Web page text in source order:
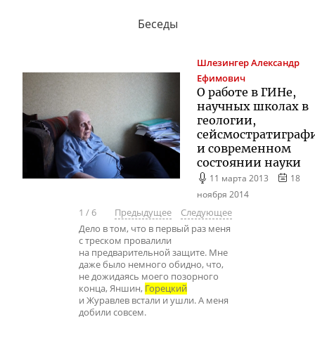
Беседы
ШлезингерАлександр
Ефимович
О работе в ГИНе,
научных школах в
геологии,
и современном
состоянии науки
11 марта 2013
18
ноября 2014
1 / 6 Предыдущее
Следующее
Дело в том, что в первый раз меня
с треском провалили
на предварительной защите. Мне
даже было немного обидно, что,
не дожидаясь моего позорного
конца, Яншин, Горецкий
и Журавлев встали и ушли. А меня
добили совсем.